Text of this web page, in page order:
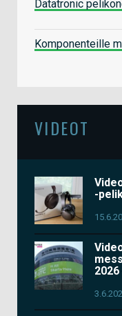
Datatronic
Komponenteille
VIDEOT
-